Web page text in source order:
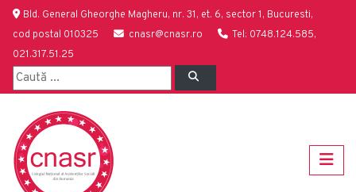
Bld. General Gheorghe Magheru, nr. 31, et. 6, sector 1, Bucuresti,
cod postal 010325
cnasr@cnasr.ro
Tel: 0748.124.585,
021.317.51.25